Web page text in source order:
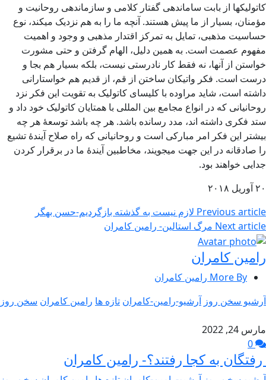
کاتولیکها از بابت ساماندهی گفتار کلامی و سازماندهی روحانیت و
مؤمنان، بسیار از ما پیش هستند. آنچه ما را به هم نزدیک میکند، نوع
حساسیت مذهبی، تمایل به تمرکز اقتدار مذهبی و وجود و اهمیت
مفهوم عصمت است. به همین دلیل، الهام گرفتن و حتی مشورت
خواستن از آنها، نه فقط کار نادرستی نیست، بلکه بسیار هم بجا و
درست است. فکر واتیکان ساختن از قم، از قدیم هم خواستارانی
داشته است، شاید مراوده با کلیسای کاتولیک به تقویت این فکر نزد
روحانیانی که در انواع مجامع بین المللی با همتایان کاتولیک خود داد و
ستد فکری داشته اند، مدد رسانده باشد. هر چه باشد توسعۀ هر چه
بیشتر این فکر امر مبارکی است و روحانیانی که راه صلاح آیندۀ تشیع
را صادقانه در این جهت میجویند، مخاطبین آیندۀ ما در برقرار کردن
جدایی خواهند بود.
۲۰ آوریل ۲۰۱۸
Previous article لازم نیست به گذشته بازگردیم-حسن بهگر
Next article مرگ استالین- رامین کامران
رامین کامران
More By رامین کامران
آرشیو سخن روز آرشیو-رامین-کامران تازه ها رامین کامران سخن روز
مارس 24, 2022
رفتگان به کجا رفتند؟- رامین کامران